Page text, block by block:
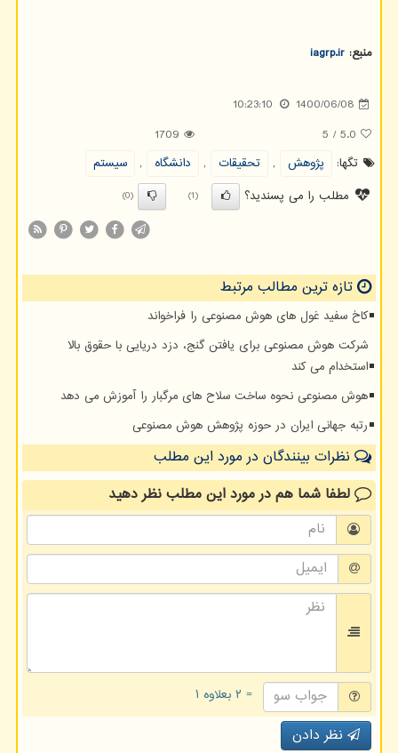
منبع: iagrp.ir
1400/06/08
10:23:10
5.0
/
5
1709
تگها:
پژوهش , تحقیقات , دانشگاه ,
سیستم
مطلب را می پسندید؟
(1)
(0)
تازه ترین مطالب مرتبط
کاخ سفید غول های هوش مصنوعی را فراخواند
شرکت هوش مصنوعی برای یافتن گنج، دزد دریایی با حقوق بالا
استخدام می کند
هوش مصنوعی نحوه ساخت سلاح های مرگبار را آموزش می دهد
رتبه جهانی ایران در حوزه پژوهش هوش مصنوعی
نظرات بینندگان در مورد این مطلب
لطفا شما همدر مورد این مطلبنظر دهید
= ۲ بعلاوه ۱
نظر دادن